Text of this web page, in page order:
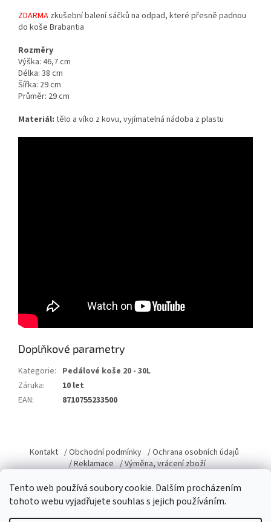
Tento web používá soubory cookie. Dalším procházením
tohoto webu vyjadřujete souhlas s jejich používáním.
ZDARMA zkušební balení sáčků na odpad, které přesně padnou
do koše Brabantia
Rozměry
Výška: 46,7 cm
Délka: 38 cm
Šířka: 29 cm
Průměr: 29 cm
Materiál: tělo a víko z kovu, vyjímatelná nádoba z plastu
Doplňkové parametry
Kategorie: Pedálové koše 20 - 30L
Záruka:
10 let
EAN: 8710755233500
a
Kontakt / Obchodní podmínky / Ochrana osobních údajů
/ Reklamace / Výměna, vrácení zboží